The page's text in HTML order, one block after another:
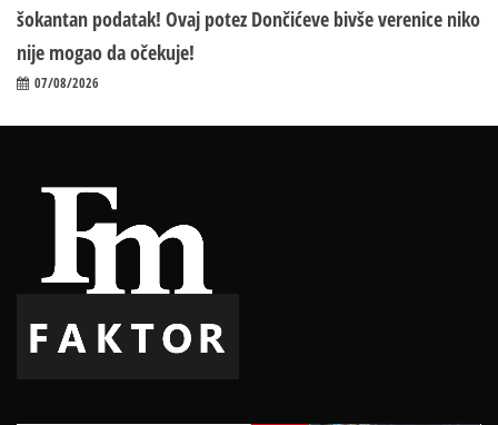
šokantan podatak! Ovaj potez Dončićeve bivše verenice niko
nije mogao da očekuje!
07/08/2026